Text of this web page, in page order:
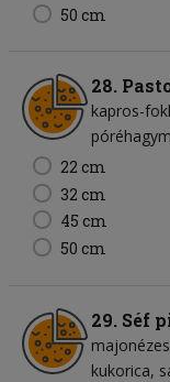
50 cm
28.
kapros-
22 cm
32 cm
45 cm
50 cm
29. Séf
kukorica